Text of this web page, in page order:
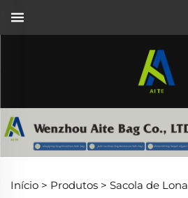
Início > Produtos > Sacola de Lona